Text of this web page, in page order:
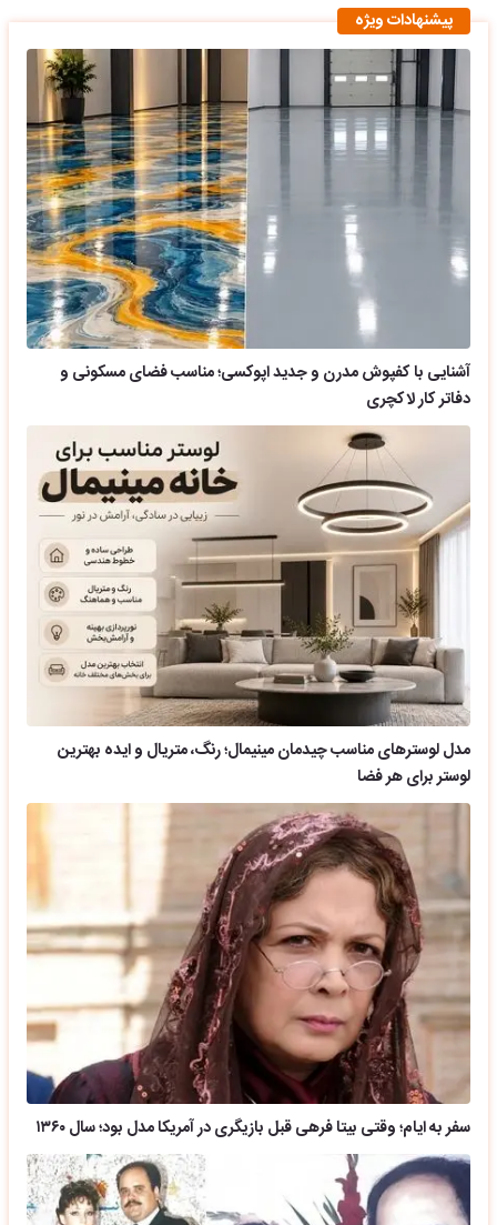
پیشنهادات ویژه
آشنایی با کفپوش مدرن و جدید اپوکسی؛ مناسب فضای مسکونی و
دفاتر کار لاکچری
مدل لوسترهای مناسب چیدمان مینیمال؛ رنگ، متریال و ایده بهترین
لوستر برای هر فضا
سفر به ایام؛ وقتی بیتا فرهی قبل بازیگری در آمریکا مدل بود؛ سال ۱۳۶۰